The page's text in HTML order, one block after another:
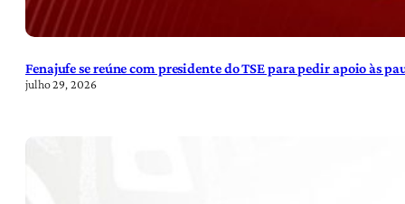
Fenajufe se reúne com presidente do TSE para pedir apoio às
julho 29, 2026